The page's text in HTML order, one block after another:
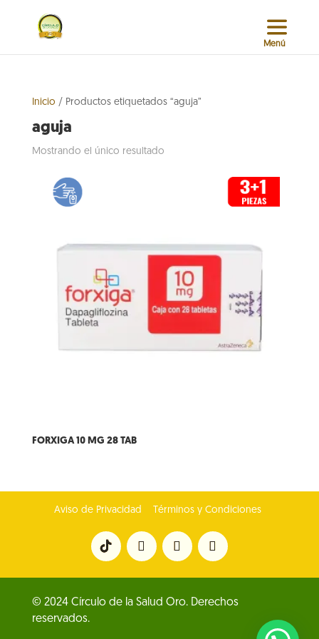
Inicio / Productos etiquetados “aguja”
aguja
Mostrando el único resultado
FORXIGA 10 MG 28 TAB
Aviso de Privacidad Términos y Condiciones
© 2024 Círculo de la Salud Oro. Derechos
reservados.